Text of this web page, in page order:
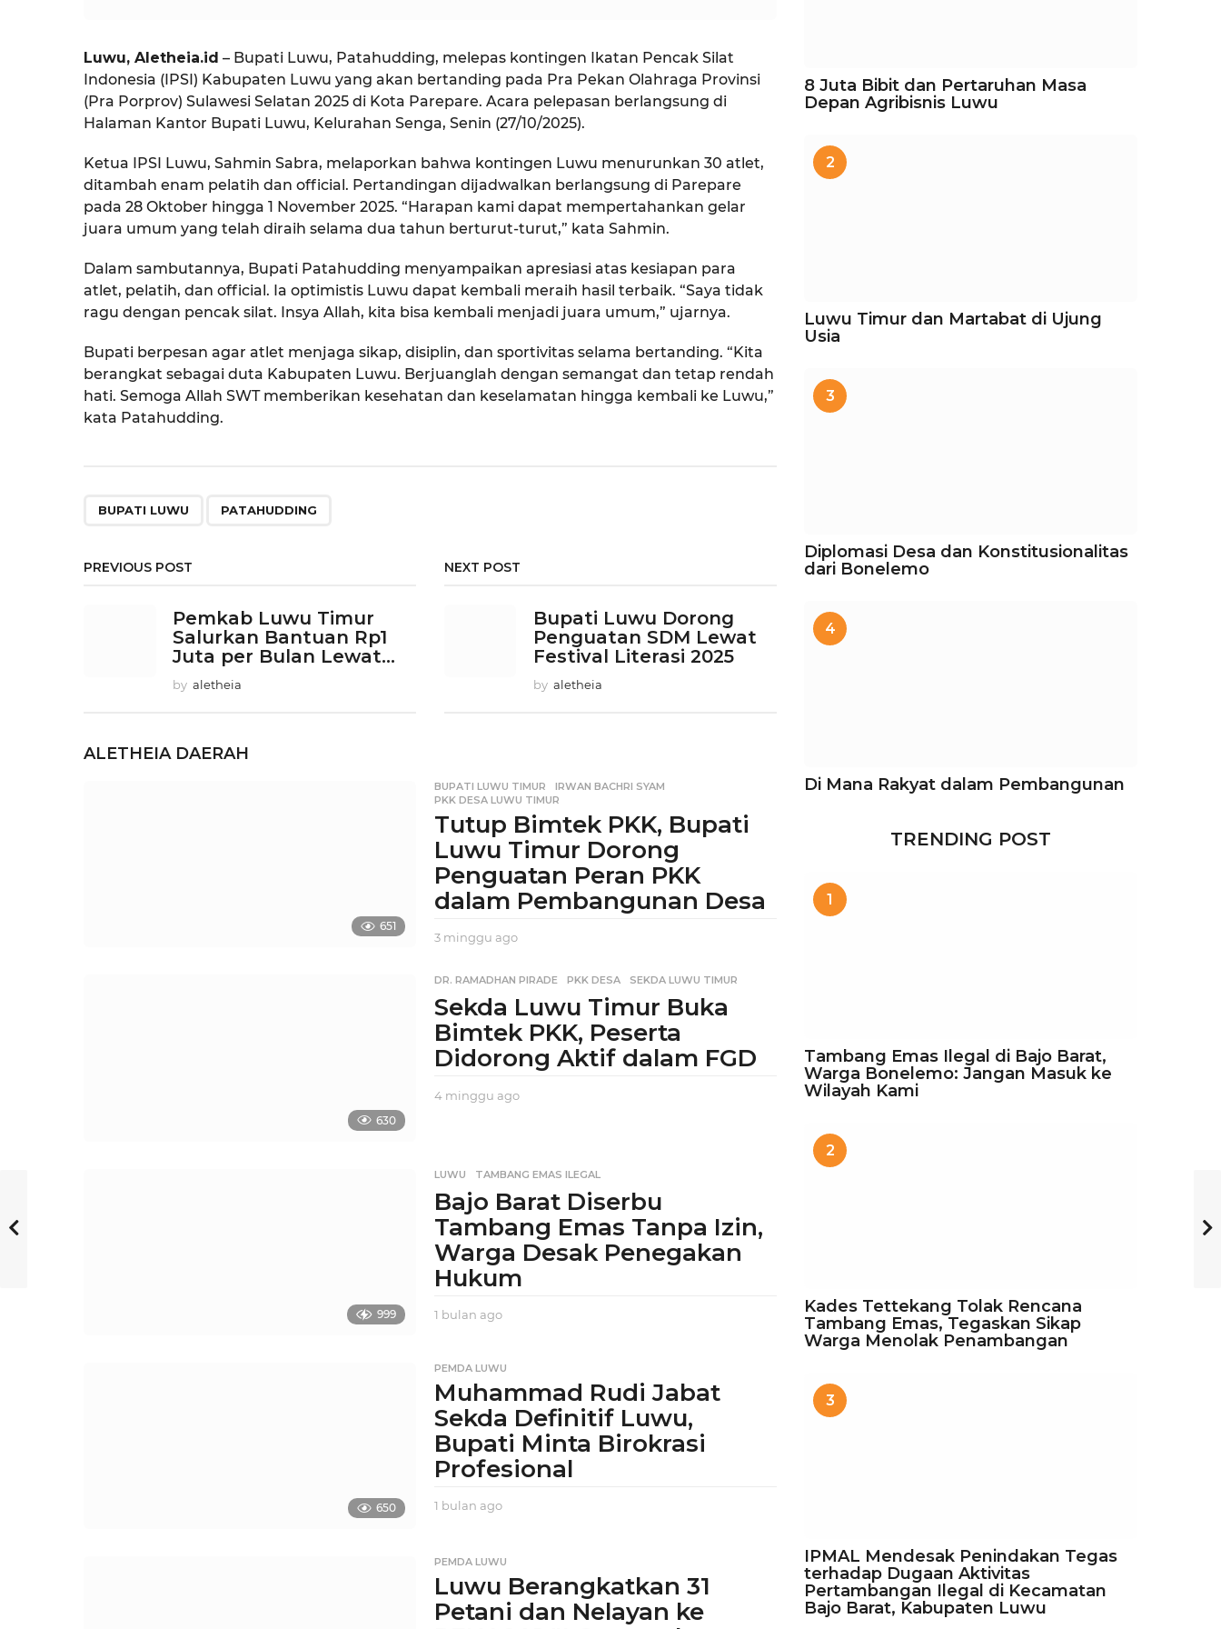
Luwu, Aletheia.id – Bupati Luwu, Patahudding, melepas kontingen Ikatan Pencak Silat
Indonesia (IPSI) Kabupaten Luwu yang akan bertanding pada Pra Pekan Olahraga Provinsi
(Pra Porprov) Sulawesi Selatan 2025 di Kota Parepare. Acara pelepasan berlangsung di
Halaman Kantor Bupati Luwu, Kelurahan Senga, Senin (27/10/2025).
Ketua IPSI Luwu, Sahmin Sabra, melaporkan bahwa kontingen Luwu menurunkan 30 atlet,
ditambah enam pelatih dan official. Pertandingan dijadwalkan berlangsung di Parepare
pada 28 Oktober hingga 1 November 2025. “Harapan kami dapat mempertahankan gelar
juara umum yang telah diraih selama dua tahun berturut-turut,” kata Sahmin.
Dalam sambutannya, Bupati Patahudding menyampaikan apresiasi atas kesiapan para
atlet, pelatih, dan official. Ia optimistis Luwu dapat kembali meraih hasil terbaik. “Saya tidak
ragu dengan pencak silat. Insya Allah, kita bisa kembali menjadi juara umum,” ujarnya.
Bupati berpesan agar atlet menjaga sikap, disiplin, dan sportivitas selama bertanding. “Kita
berangkat sebagai duta Kabupaten Luwu. Berjuanglah dengan semangat dan tetap rendah
hati. Semoga Allah SWT memberikan kesehatan dan keselamatan hingga kembali ke Luwu,”
kata Patahudding.
BUPATI LUWU PATAHUDDING
PREVIOUS POST
Pemkab Luwu Timur
Salurkan Bantuan Rp1
Juta per Bulan Lewat...
by aletheia
NEXT POST
Bupati Luwu Dorong
Penguatan SDM Lewat
Festival Literasi 2025
by aletheia
ALETHEIA DAERAH
651
BUPATI LUWU TIMUR ,IRWAN BACHRI SYAM
PKK DESA LUWU TIMUR
Tutup Bimtek PKK, Bupati
Luwu Timur Dorong
Penguatan Peran PKK
dalam Pembangunan Desa
3 minggu ago
u
a
o
630
DR. RAMADHAN PIRADE ,PKK DESA ,SEKDA LUWU TIMUR
Sekda Luwu Timur Buka
Bimtek PKK, Peserta
Didorong Aktif dalam FGD
4 minggu ago
g
u
g
o
999
LUWU ,TAMBANG EMAS ILEGAL
Bajo Barat Diserbu
Tambang Emas Tanpa Izin,
Warga Desak Penegakan
Hukum
1 bulan ago
l
n
a
g
o
650
PEMDA LUWU
Muhammad Rudi Jabat
Sekda Definitif Luwu,
Bupati Minta Birokrasi
Profesional
1 bulan ago
l
n
a
PEMDA LUWU
Luwu Berangkatkan 31
Petani dan Nelayan ke
8 Juta Bibit dan Pertaruhan Masa
Depan Agribisnis Luwu
2
Luwu Timur dan Martabat di Ujung
Usia
3
Diplomasi Desa dan Konstitusionalitas
dari Bonelemo
4
Di Mana Rakyat dalam Pembangunan
TRENDING POST
1
Tambang Emas Ilegal di Bajo Barat,
Warga Bonelemo: Jangan Masuk ke
Wilayah Kami
2
Kades Tettekang Tolak Rencana
Tambang Emas, Tegaskan Sikap
Warga Menolak Penambangan
3
IPMAL Mendesak Penindakan Tegas
terhadap Dugaan Aktivitas
Pertambangan Ilegal di Kecamatan
Bajo Barat, Kabupaten Luwu